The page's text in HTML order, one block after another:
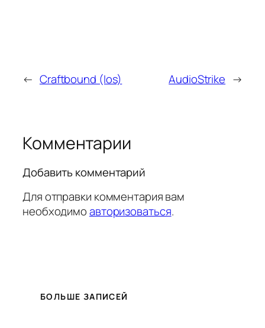
← Craftbound (Ios) AudioStrike →
Комментарии
Добавить комментарий
Для отправки комментария вам
необходимоавторизоваться.
БОЛЬШЕ ЗАПИСЕЙ